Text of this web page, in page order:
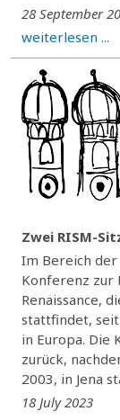
28 September
weiterlesen ...
Zwei RISM-
Im Bereich
Konferenz zur
Renaissance,
stattfindet,
in Europa. Die
zurück,
2003, in Jena
18 July 2023